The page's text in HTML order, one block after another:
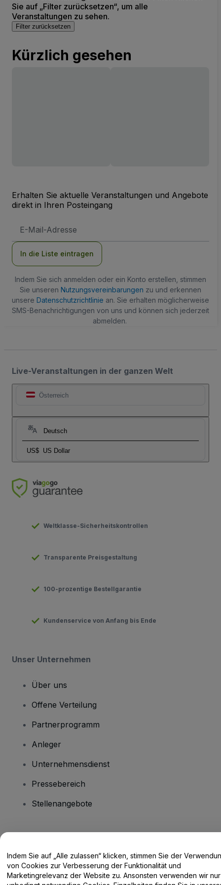
Sie auf „Filter zurücksetzen“, um alle
Veranstaltungen zu sehen.
Filter zurücksetzen
Kürzlich gesehen
Erhalten Sie aktuelle Veranstaltungen und Angebote
direkt in Ihren Posteingang
Mail-
In die Liste eintragen
Indem Sie sich anmelden oder ein Konto erstellen, stimmen
Sie unseren Nutzungsvereinbarungen zu und erkennen
unsere Datenschutzrichtlinie an. Sie erhalten möglicherweise
SMS-Benachrichtigungen von uns und können sich jederzeit
abmelden.
Live-Veranstaltungen in der ganzen Welt
Österreich
Deutsch
US$ US Dollar
Weltklasse-Sicherheitskontrollen
Transparente Preisgestaltung
100-prozentige Bestellgarantie
Kundenservice von Anfang bis Ende
Unser Unternehmen
Über uns
Offene Verteilung
Partnerprogramm
Anleger
Unternehmensdienst
Pressebereich
Stellenangebote
Hilfe-Center / Kontakt
Indem Sie auf „Alle zulassen“ klicken, stimmen Sie der
von Cookies zur Verbesserung der Funktionalität und
Marketingrelevanz der Website zu. Ansonsten verwenden wir nur